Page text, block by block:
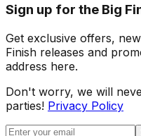
Sign up for the Big
Get exclusive offers,
Finish releases and
address here.
Don't worry, we will
parties! Privacy Policy